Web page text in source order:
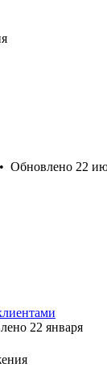
• Обновлено 22
22 января